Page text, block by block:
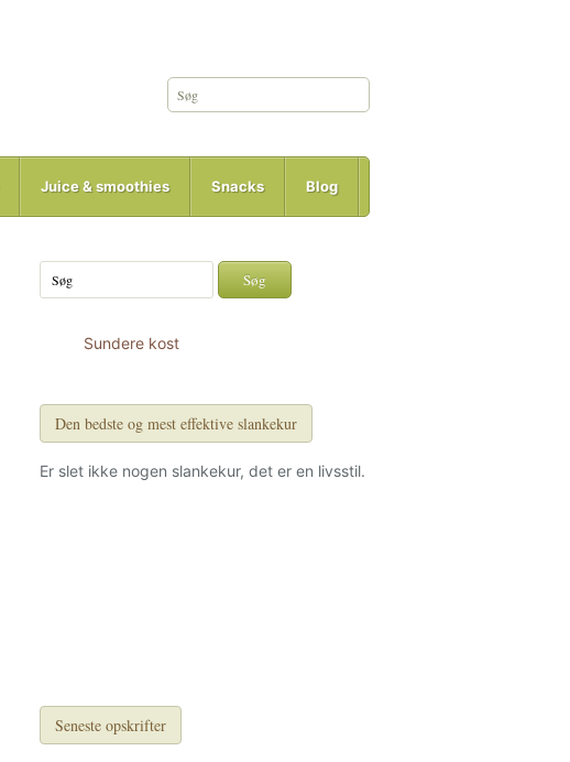
Juice & smoothies Snacks Blog
Sundere kost
Den bedste og mest effektive slankekur
Er slet ikke nogen slankekur, det er en livsstil.
Seneste opskrifter